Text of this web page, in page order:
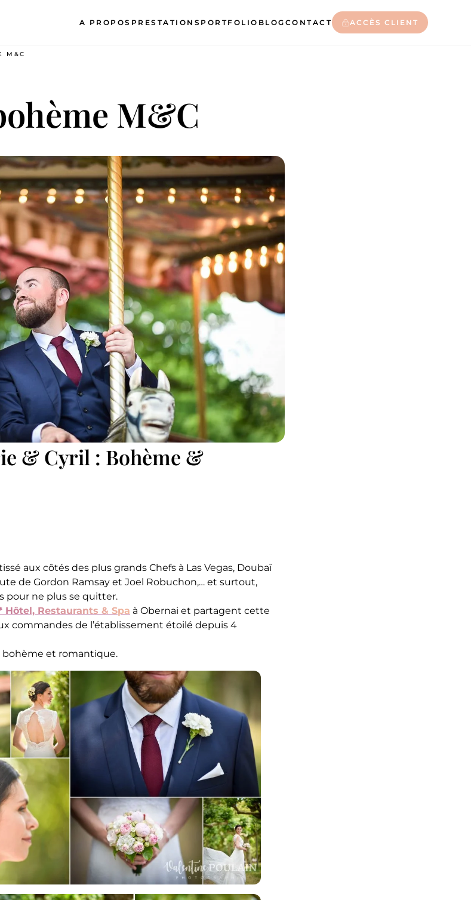
A PROPOS PRESTATIONS PORTFOLIO BLOG CONTACT ACCÈS CLIENT
M&C
M&C
& Cyril : Bohème &
aux côtés des plus grands Chefs à Las Vegas, Doubaï
de Gordon Ramsay et Joel Robuchon,… et surtout,
pour ne plus se quitter.
Hôtel, Restaurants & Spa à Obernai et partagent cette
commandes de l’établissement étoilé depuis 4
bohème et romantique.